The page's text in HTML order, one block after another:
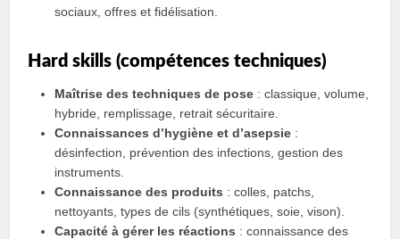
sociaux, offres et fidélisation.
Hard skills (compétences techniques)
Maîtrise des techniques de pose : classique, volume,
hybride, remplissage, retrait sécuritaire.
Connaissances d’hygiène et d’asepsie :
désinfection, prévention des infections, gestion des
instruments.
Connaissance des produits : colles, patchs,
nettoyants, types de cils (synthétiques, soie, vison).
Capacité à gérer les réactions : connaissance des